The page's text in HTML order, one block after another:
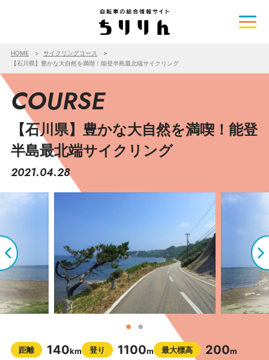
HOME
サイクリングコース
【石川県】豊かな大自然を満喫！能登半島最北端サイクリング
COURSE
【石川県】豊かな大自然を満喫！能登
半島最北端サイクリング
2021.04.28
距離 140km 登り 1100m 最大標高 200m